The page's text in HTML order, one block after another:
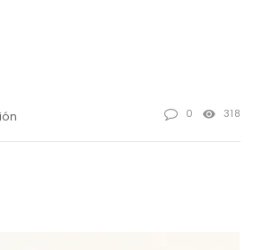
0 318